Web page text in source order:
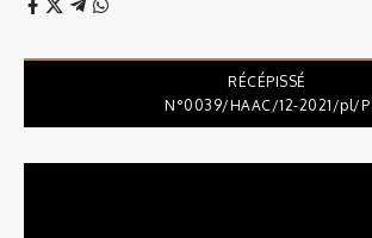
RÉCÉPISSÉ
N°0039/HAAC/12-2021/pl/P